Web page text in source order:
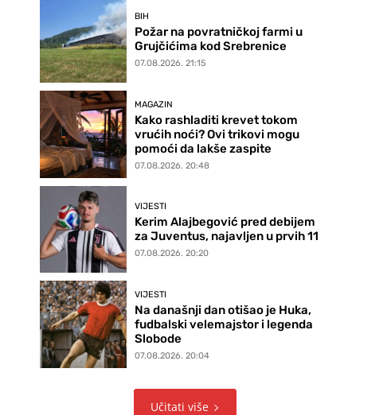
BIH
Požar na povratničkoj farmi u
Grujčićima kod Srebrenice
07.08.2026. 21:15
MAGAZIN
Kako rashladiti krevet tokom
vrućih noći? Ovi trikovi mogu
pomoći da lakše zaspite
07.08.2026. 20:48
VIJESTI
Kerim Alajbegović pred debijem
za Juventus, najavljen u prvih 11
07.08.2026. 20:20
VIJESTI
Na današnji dan otišao je Huka,
fudbalski velemajstor i legenda
Slobode
07.08.2026. 20:04
Učitati više